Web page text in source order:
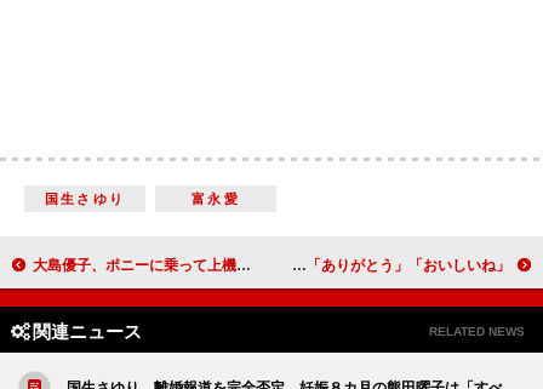
国生さゆり 富永愛
大島優子、ポニーに乗って上機嫌 アフレコに「落馬体験が役立った」 川島なお美、舞台でポールダンスを披露 夫婦円満の秘訣は「ありがとう」「おいしいね」
関連ニュース RELATED NEWS